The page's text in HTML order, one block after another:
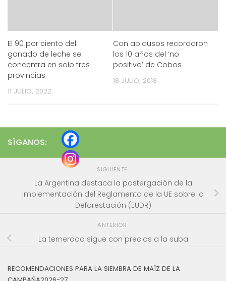
El 90 por ciento del
ganado de leche se
concentra en solo tres
provincias
11 JULIO, 2022
Con aplausos recordaron
los 10 años del ‘no
positivo’ de Cobos
18 JULIO, 2018
SÍGANOS:
SIGUIENTE
La Argentina destaca la postergación de la
implementación del Reglamento de la UE sobre la
Deforestación (EUDR)
ANTERIOR
La ternerada sigue con precios a la suba
RECOMENDACIONES PARA LA SIEMBRA DE MAÍZ DE LA